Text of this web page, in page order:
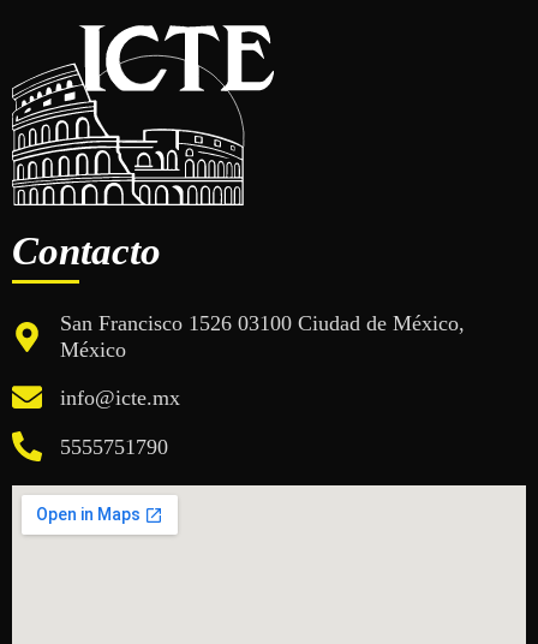
Contacto
San Francisco 1526 03100 Ciudad de México,
México
info@icte.mx
5555751790